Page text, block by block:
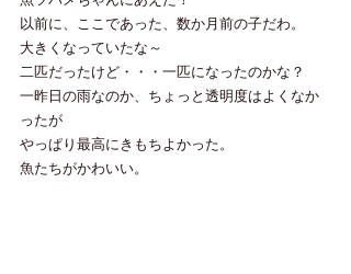
以前に、ここであった、数か月前の子だわ。
大きくなっていたな～
二匹だったけど・・・一匹になったのかな？
一昨日の雨なのか、ちょっと透明度はよくなか
ったが
やっぱり最高にきもちよかった。
魚たちがかわいい。